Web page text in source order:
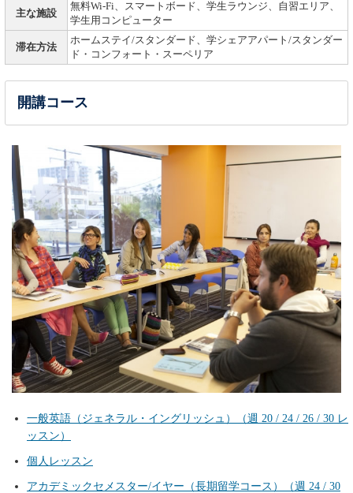
主な施設
無料Wi-Fi、スマートボード、学生ラウンジ、自習エリア、
学生用コンピューター
滞在方法
ホームステイ/スタンダード、学シェアアパート/スタンダー
ド・コンフォート・スーペリア
開講コース
一般英語（ジェネラル・イングリッシュ）（週 20 / 24 / 26 / 30 レ
ッスン）
個人レッスン
アカデミックセメスター/イヤー（長期留学コース）（週 24 / 30